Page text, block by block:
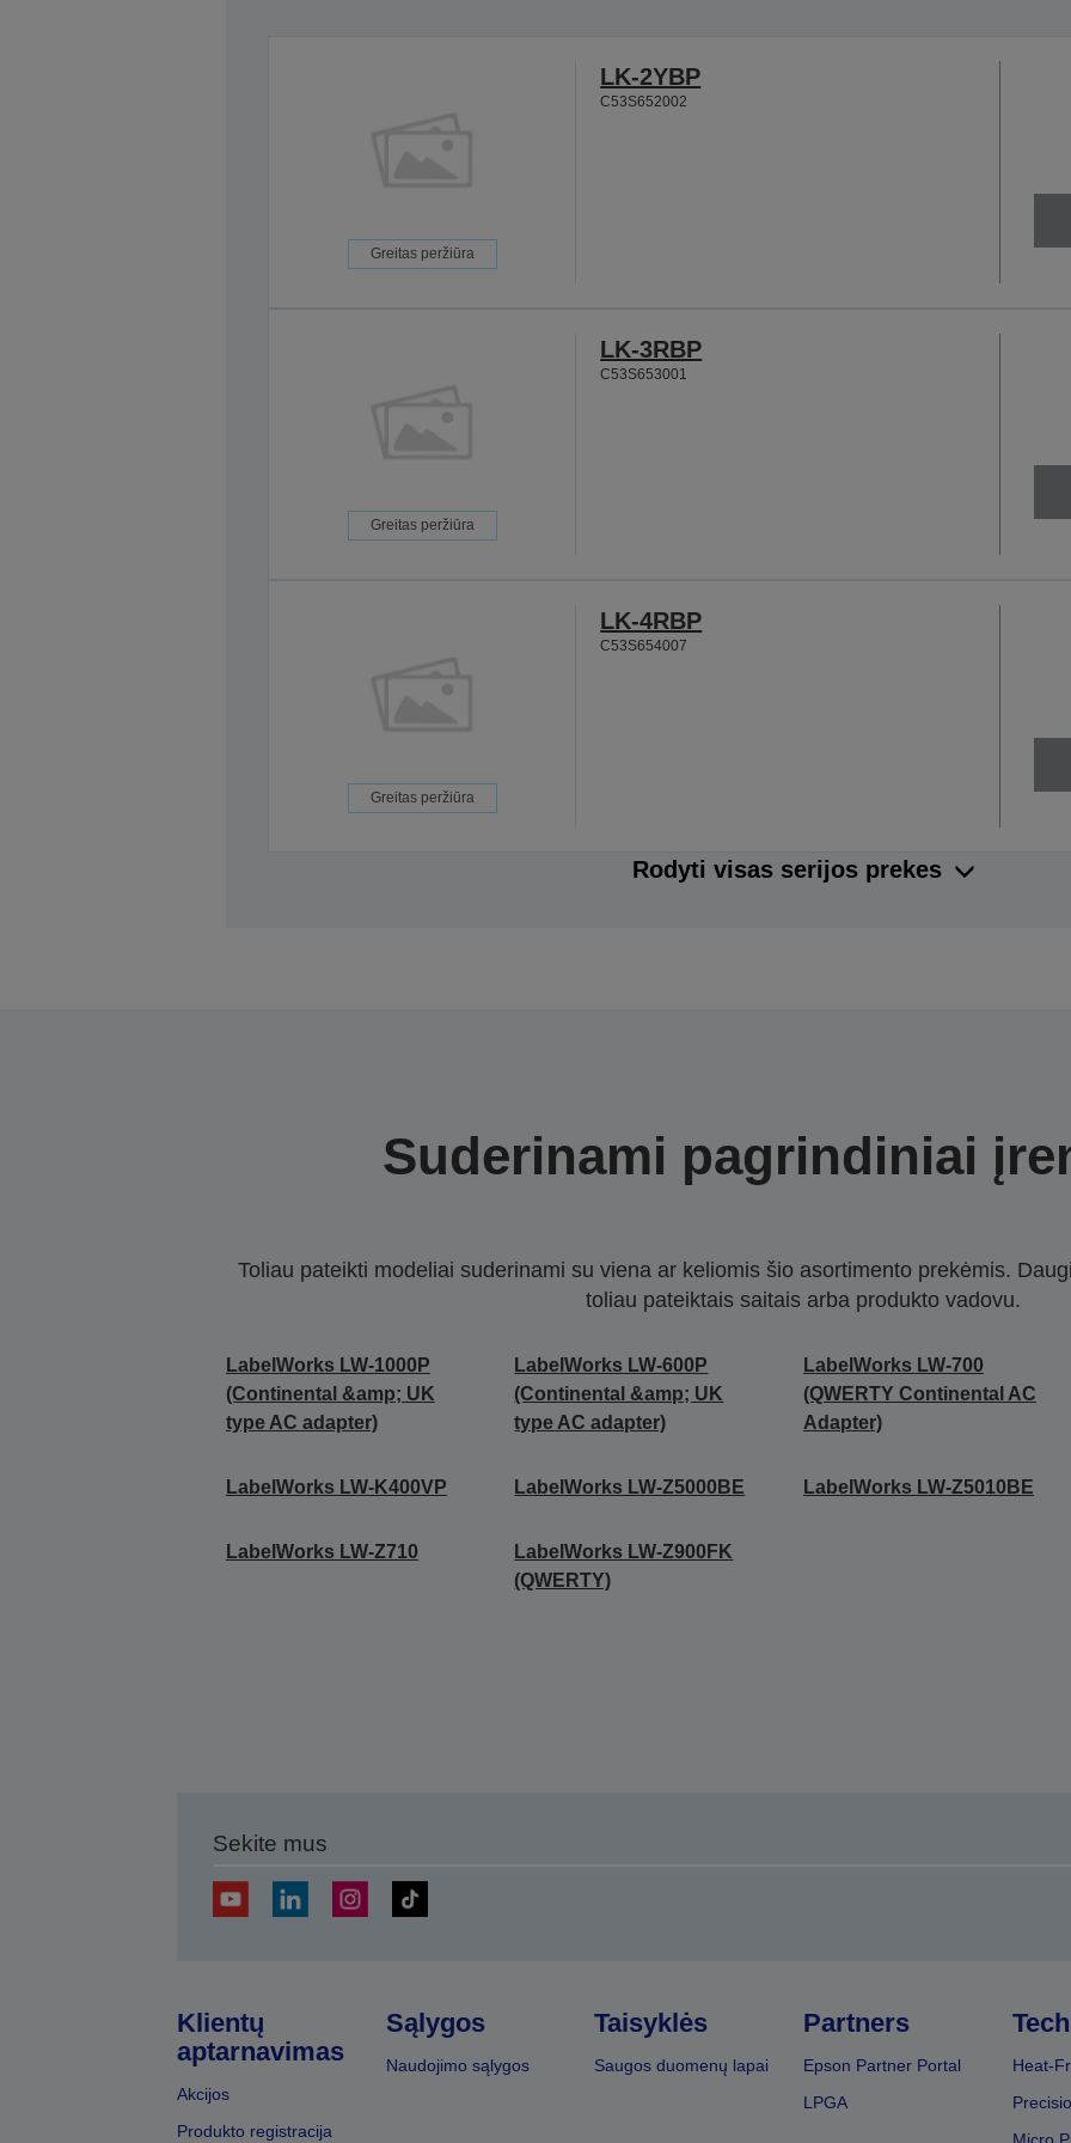
Greitas peržiūra
LK-2YBP
C53S652002
Greitas peržiūra
LK-3RBP
C53S653001
Greitas peržiūra
LK-4RBP
C53S654007
Rodyti visas serijos prekes
Suderinami pagrindiniai
Toliau pateikti modeliai suderinami su viena ar keliomis šio asortimento prekėmis.
toliau pateiktais saitais arba produkto vadovu.
LabelWorks LW-1000P
(Continental &amp; UK
type AC adapter)
LabelWorks LW-600P
(Continental &amp; UK
type AC adapter)
LabelWorks LW-700
(QWERTY Continental AC
Adapter)
LabelWorks LW-K400VP LabelWorks LW-Z5000BE LabelWorks LW-Z5010BE
LabelWorks LW-Z710
LabelWorks LW-Z900FK
(QWERTY)
Sekite mus
Klientų
aptarnavimas
Akcijos
Produkto registracija
Sąlygos
Naudojimo sąlygos
Taisyklės
Saugos duomenų lapai
Partners
Epson Partner Portal
LPGA
Heat-